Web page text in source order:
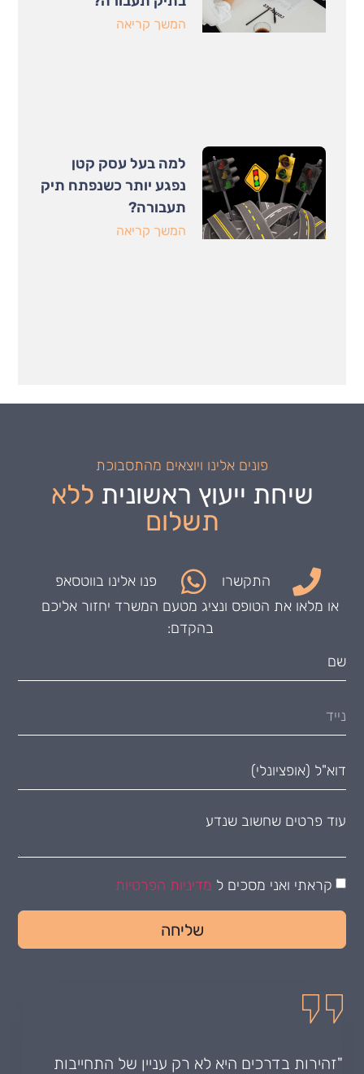
המשך קריאה
למה בעל עסק קטן
נפגע יותר כשנפתח תיק
תעבורה?
המשך קריאה
"זהירות בדרכים היא לא רק עניין של התחייבות
פונים אלינו ויוצאים מהתסבוכת
שיחת ייעוץ ראשונית ללא
תשלום
התקשרו
פנו אלינו בווטסאפ
או מלאו את הטופס ונציג מטעם המשרד יחזור אליכם
בהקדם:
קראתי ואני מסכים ל מדיניות הפרטיות
שליחה